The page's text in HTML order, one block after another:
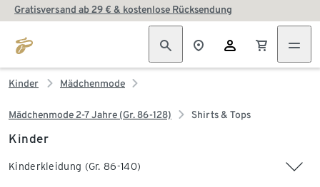
Gratisversand ab 29 € & kostenlose Rücksendung
Kinder Mädchenmode
Mädchenmode 2-7 Jahre (Gr. 86-128) Shirts & Tops
Kinder
Kinderkleidung (Gr. 86-140)